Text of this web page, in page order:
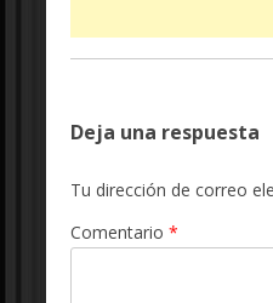
Deja una respuesta
Tu dirección de correo
Comentario *